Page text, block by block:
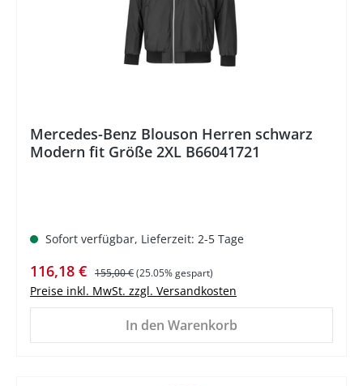
Mercedes-Benz Blouson Herren schwarz
Modern fit Größe 2XL B66041721
Sofort verfügbar, Lieferzeit: 2-5 Tage
Verkaufspreis:
116,18 € Regulärer Preis:
155,00 €(25.05% gespart)
Preise inkl. MwSt. zzgl. Versandkosten
In den Warenkorb